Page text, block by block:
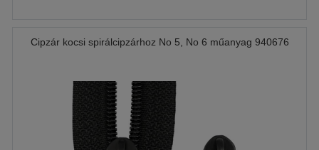
Cipzár kocsi spirálcipzárhoz No 5, No 6 műanyag 940676